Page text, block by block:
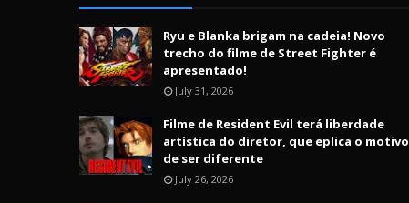
Ryu e Blanka brigam na cadeia! Novo
trecho do filme de Street Fighter é
apresentado!
July 31, 2026
Filme de Resident Evil terá liberdade
artística do diretor, que eplica o motivo
de ser diferente
July 26, 2026